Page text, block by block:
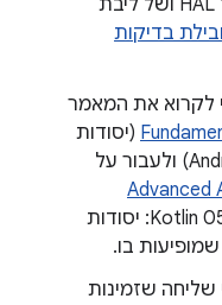
מידע על בדיקת ההטמעות של HAL ושל ליבת
בדיקות
לקרוא את המאמר
(יסודות
Advanced
(‫Android מתקדם ב-Kotlin 05.1: יסודות
שמופיעות בו.
שליחה שזמינות